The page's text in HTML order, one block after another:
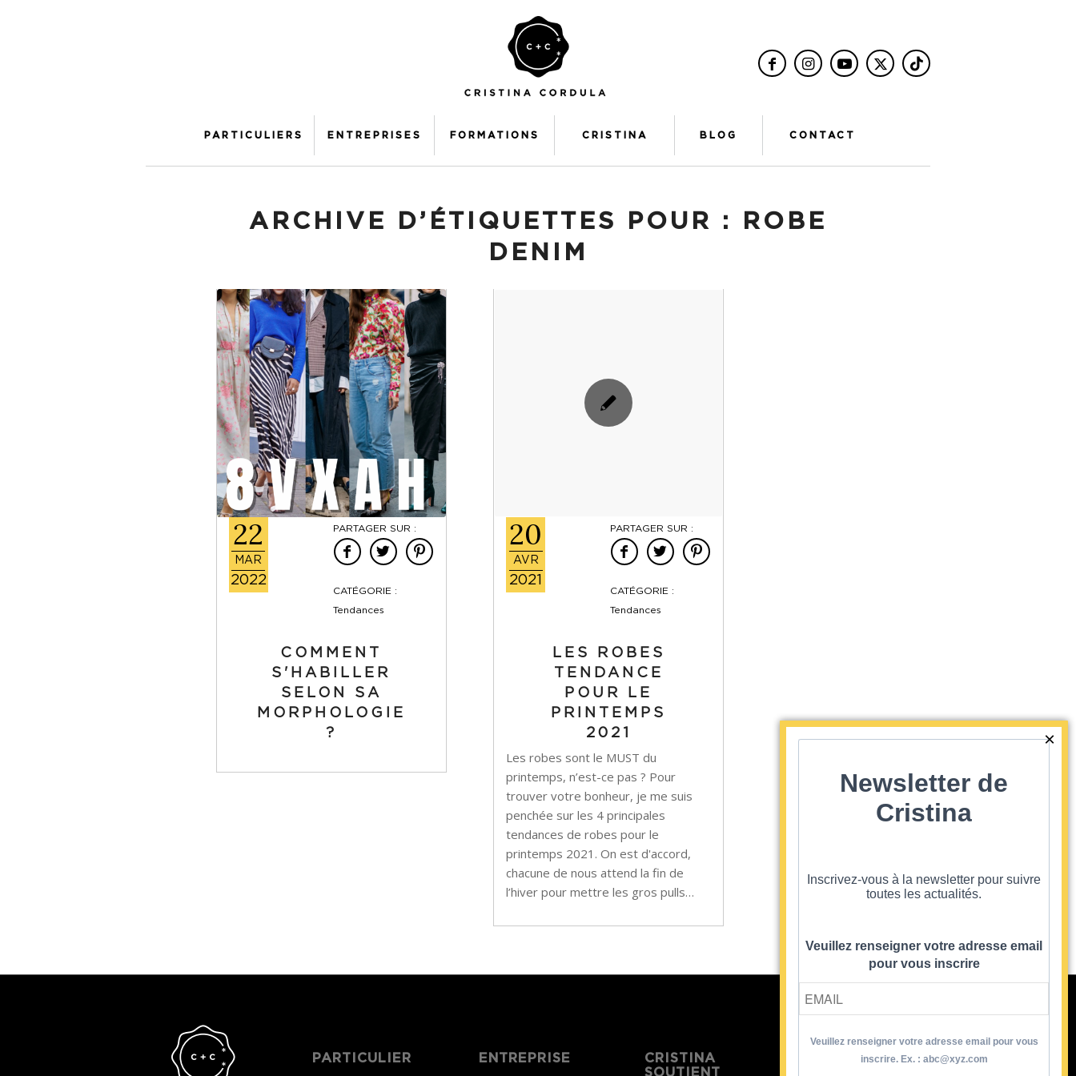
PARTICULIERS ENTREPRISES FORMATIONS CRISTINA BLOG CONTACT
ARCHIVE D’ÉTIQUETTES POUR :
ROBE
DENIM
22
MAR
2022
PARTAGER SUR :
CATÉGORIE :
Tendances
COMMENT
S'HABILLER
SELON SA
MORPHOLOGIE
?
20
AVR
2021
PARTAGER SUR :
CATÉGORIE :
Tendances
LES ROBES
TENDANCE
POUR LE
PRINTEMPS
2021
Les robes sont le MUST du
printemps, n’est-ce pas ? Pour
trouver votre bonheur, je me suis
penchée sur les 4 principales
tendances de robes pour le
printemps 2021. On est d'accord,
chacune de nous attend la fin de
l’hiver pour mettre les gros pulls…
PARTICULIER ENTREPRISE
CRISTINA
SOUTIENT
Newsletter de
Cristina
Inscrivez-vous à la newsletter pour suivre
toutes les actualités.
Veuillez renseigner votre adresse email
pour vous inscrire
Veuillez renseigner votre adresse email pour vous
inscrire. Ex. : abc@xyz.com